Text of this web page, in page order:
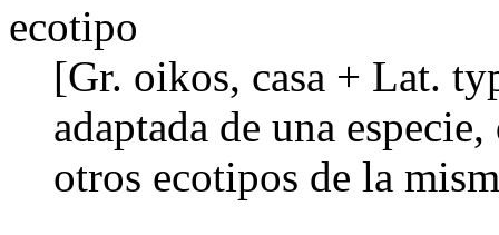
ecotipo
[Gr. oikos, casa + Lat.
adaptada de una
otros ecotipos de la